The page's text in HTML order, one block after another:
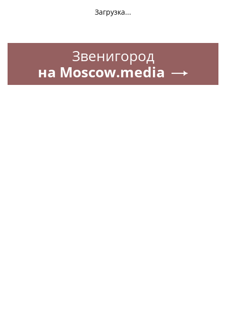
Загрузка...
Звенигород
на Moscow.media